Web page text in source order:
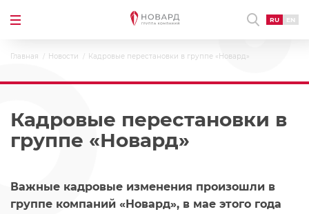
RU EN
Главная Новости Кадровые перестановки в группе «Новард»
Кадровые перестановки в
группе «Новард»
Важные кадровые изменения произошли в
группе компаний «Новард», в мае этого года